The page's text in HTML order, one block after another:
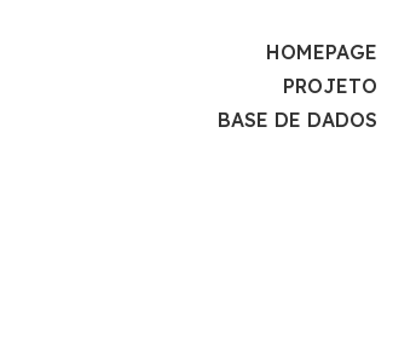
HOMEPAGE
PROJETO
BASE DE DADOS